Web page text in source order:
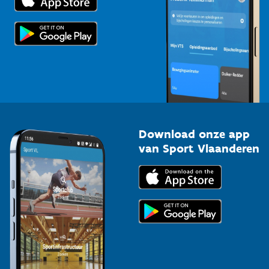
Topsporters
Download onze app
van Sport Vlaanderen